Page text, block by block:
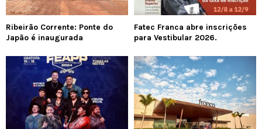
Ribeirão Corrente: Ponte do
Japão é inaugurada
Fatec Franca abre inscrições
para Vestibular 2026.